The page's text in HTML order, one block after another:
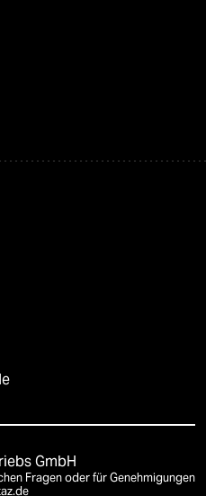
GmbH
Fragen oder für Genehmigungen